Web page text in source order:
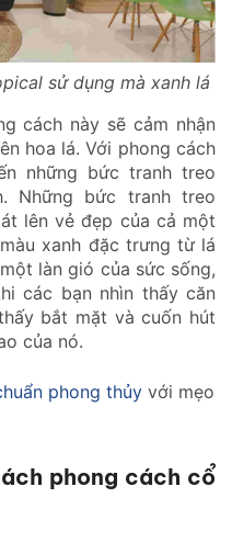
sử dụng mà xanh lá
cách này sẽ cảm nhận
hoa lá. Với phong cách
những bức tranh treo
Những bức tranh treo
lên vẻ đẹp của cả một
xanh đặc trưng từ lá
làn gió của sức sống,
các bạn nhìn thấy căn
bắt mặt và cuốn hút
của nó.
phong thủy với mẹo
phong cách cổ